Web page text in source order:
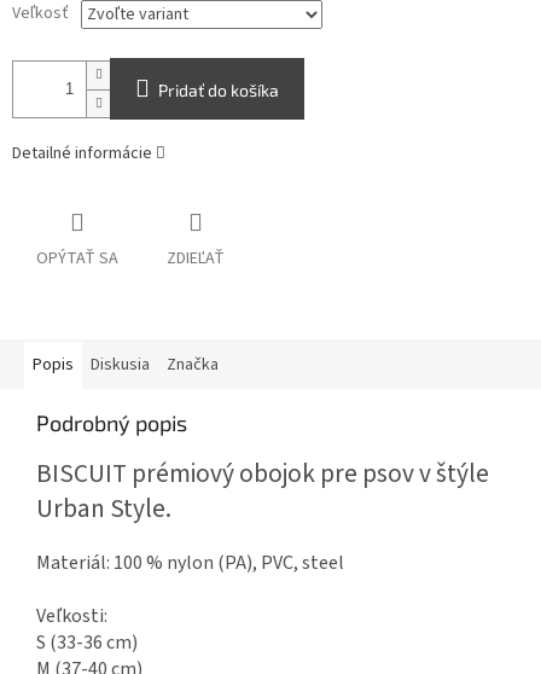
Veľkosť
Pridať do košíka
Detailné informácie
OPÝTAŤ SA ZDIEĽAŤ
Popis Diskusia Značka
Podrobný popis
BISCUIT prémiový obojok pre psov v štýle
Urban Style.
Materiál: 100 % nylon (PA), PVC, steel
Veľkosti:
S (33-36 cm)